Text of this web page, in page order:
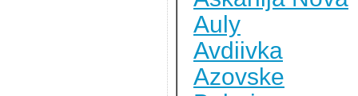
Auly
Avdiivka
Azovske